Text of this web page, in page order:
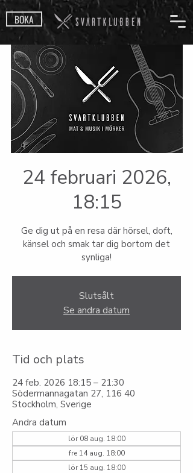
BOKA
24 februari 2026,
18:15
Ge dig ut på en resa där hörsel, doft,
känsel och smak tar dig bortom det
synliga!
Slutsålt
Se andra datum
Tid och plats
24 feb. 2026 18:15 – 21:30
Södermannagatan 27, 116 40
Stockholm, Sverige
Andra datum
lör 08 aug. 18:00
fre 14 aug. 18:00
lör 15 aug. 18:00